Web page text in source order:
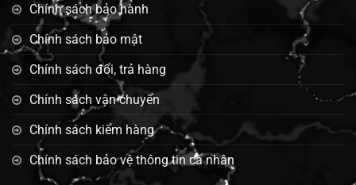
Chính sách bảo hành
Chính sách bảo mật
Chính sách đổi, trả hàng
Chính sách vận chuyển
Chính sách kiểm hàng
Chính sách bảo vệ thông tin cá nhân